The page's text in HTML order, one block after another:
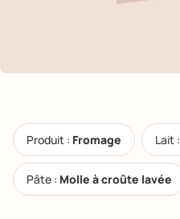
Produit : Fromage Lait :
Pâte : Molle à croûte lavée